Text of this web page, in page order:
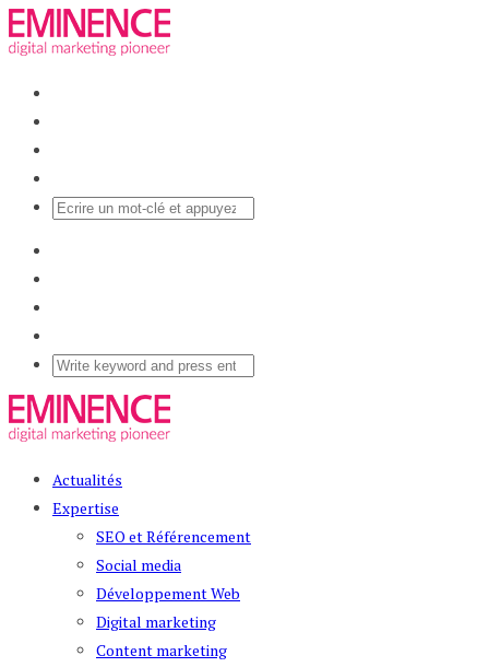
Actualités
Expertise
SEO et Référencement
Social media
Développement Web
Digital marketing
Content marketing